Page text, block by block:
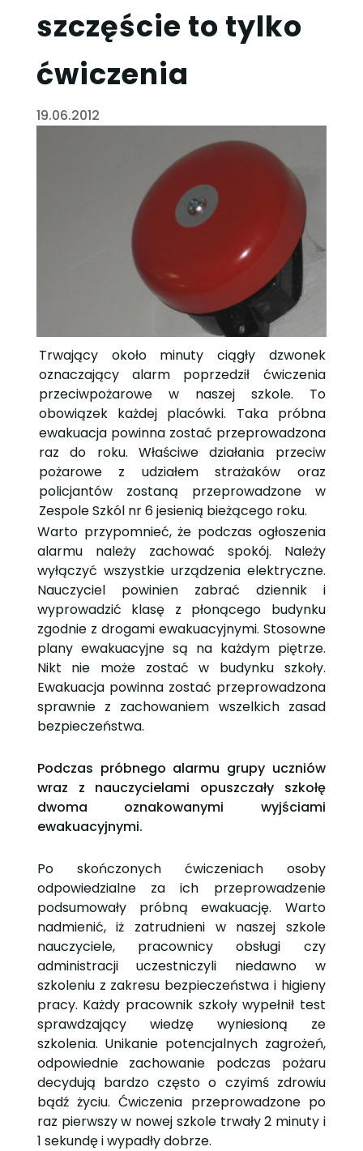
szczęście to tylko
ćwiczenia
19.06.2012
Trwający około minuty ciągły dzwonek
oznaczający alarm poprzedził ćwiczenia
przeciwpożarowe w naszej szkole. To
obowiązek każdej placówki. Taka próbna
ewakuacja powinna zostać przeprowadzona
raz do roku. Właściwe działania przeciw
pożarowe z udziałem strażaków oraz
policjantów zostaną przeprowadzone w
Zespole Szkól nr 6 jesienią bieżącego roku.
Warto przypomnieć, że podczas ogłoszenia
alarmu należy zachować spokój. Należy
wyłączyć wszystkie urządzenia elektryczne.
Nauczyciel powinien zabrać dziennik i
wyprowadzić klasę z płonącego budynku
zgodnie z drogami ewakuacyjnymi. Stosowne
plany ewakuacyjne są na każdym piętrze.
Nikt nie może zostać w budynku szkoły.
Ewakuacja powinna zostać przeprowadzona
sprawnie z zachowaniem wszelkich zasad
bezpieczeństwa.
Podczas próbnego alarmu grupy uczniów
wraz z nauczycielami opuszczały szkołę
dwoma oznakowanymi wyjściami
ewakuacyjnymi.
Po skończonych ćwiczeniach osoby
odpowiedzialne za ich przeprowadzenie
podsumowały próbną ewakuację. Warto
nadmienić, iż zatrudnieni w naszej szkole
nauczyciele, pracownicy obsługi czy
administracji uczestniczyli niedawno w
szkoleniu z zakresu bezpieczeństwa i higieny
pracy. Każdy pracownik szkoły wypełnił test
sprawdzający wiedzę wyniesioną ze
szkolenia. Unikanie potencjalnych zagrożeń,
odpowiednie zachowanie podczas pożaru
decydują bardzo często o czyimś zdrowiu
bądź życiu. Ćwiczenia przeprowadzone po
raz pierwszy w nowej szkole trwały 2 minuty i
1 sekundę i wypadły dobrze.